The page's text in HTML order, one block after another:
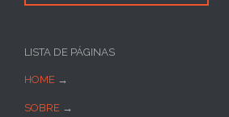
LISTA DE PÁGINAS
HOME →
SOBRE →